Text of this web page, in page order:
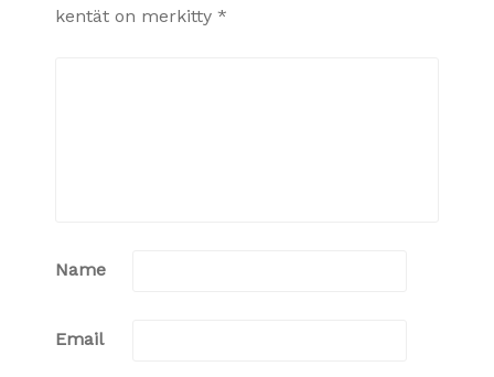
kentät on merkitty *
Name
Email